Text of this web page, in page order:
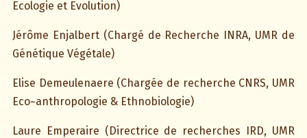
Ecologie et Evolution)
Jérôme Enjalbert (Chargé de Recherche INRA, UMR de
Génétique Végétale)
Elise Demeulenaere (Chargée de recherche CNRS, UMR
Eco~anthropologie & Ethnobiologie)
Laure Emperaire (Directrice de recherches IRD, UMR